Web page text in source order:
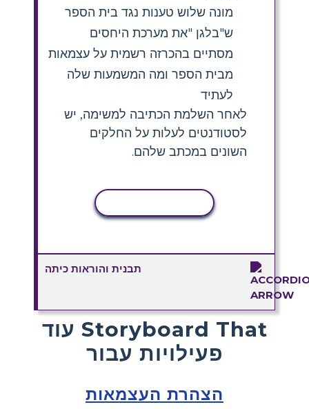
מונה שלוש טענות נגד בית הספר
ש"בלגן "את מערכת היחסים
מסתיים בהכרזה רשמית על עצמאות
מבית הספר ומה המשמעות שלה
לעתיד
לאחר השלמת הכתיבה למשימה, יש
לסטודנטים לעלות על החלקים
השונים במכתב שלהם.
תבנית והוראות כיתה
עוד Storyboard That
פעילויות עבור
הצהרת העצמאות